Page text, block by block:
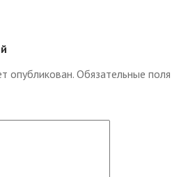
опубликован. Обязательные поля